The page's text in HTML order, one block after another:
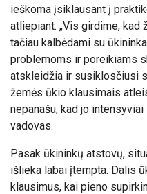
ieškoma įsiklausant į
atliepiant. „Vis girdime,
tačiau kalbėdami su
problemoms ir poreikiams
atskleidžia ir susiklosčiusi
žemės ūkio klausimais
nepanašu, kad jo
vadovas.
Pasak ūkininkų atstovų,
išlieka labai įtempta. Dalis
klausimus, kai pieno